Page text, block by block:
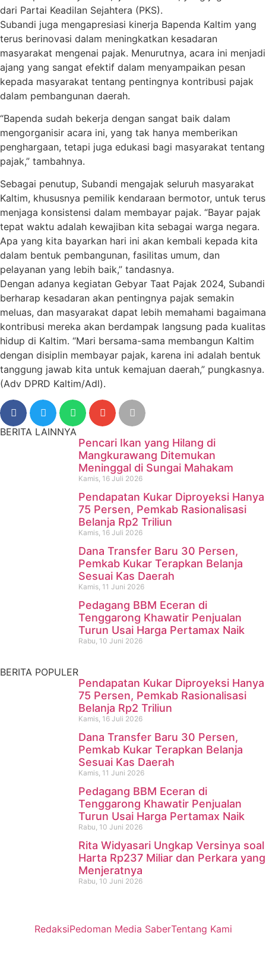
dari Partai Keadilan Sejahtera (PKS).
Subandi juga mengapresiasi kinerja Bapenda Kaltim yang
terus berinovasi dalam meningkatkan kesadaran
masyarakat mengenai pajak. Menurutnya, acara ini menjadi
ajang yang sangat efektif dalam menyampaikan pesan
kepada masyarakat tentang pentingnya kontribusi pajak
dalam pembangunan daerah.
“Bapenda sudah bekerja dengan sangat baik dalam
mengorganisir acara ini, yang tak hanya memberikan
penghargaan, tetapi juga edukasi bagi masyarakat tentang
pajak,” tambahnya.
Sebagai penutup, Subandi mengajak seluruh masyarakat
Kaltim, khususnya pemilik kendaraan bermotor, untuk terus
menjaga konsistensi dalam membayar pajak. “Bayar pajak
tepat waktu adalah kewajiban kita sebagai warga negara.
Apa yang kita bayarkan hari ini akan kembali kepada kita
dalam bentuk pembangunan, fasilitas umum, dan
pelayanan yang lebih baik,” tandasnya.
Dengan adanya kegiatan Gebyar Taat Pajak 2024, Subandi
berharap kesadaran akan pentingnya pajak semakin
meluas, dan masyarakat dapat lebih memahami bagaimana
kontribusi mereka akan berdampak langsung pada kualitas
hidup di Kaltim. “Mari bersama-sama membangun Kaltim
dengan disiplin membayar pajak, karena ini adalah bentuk
tanggung jawab kita untuk kemajuan daerah,” pungkasnya.
(Adv DPRD Kaltim/Adl).
BERITA LAINNYA
Pencari Ikan yang Hilang di
Mangkurawang Ditemukan
Meninggal di Sungai Mahakam
Kamis, 16 Juli 2026
Pendapatan Kukar Diproyeksi Hanya
75 Persen, Pemkab Rasionalisasi
Belanja Rp2 Triliun
Kamis, 16 Juli 2026
Dana Transfer Baru 30 Persen,
Pemkab Kukar Terapkan Belanja
Sesuai Kas Daerah
Kamis, 11 Juni 2026
Pedagang BBM Eceran di
Tenggarong Khawatir Penjualan
Turun Usai Harga Pertamax Naik
Rabu, 10 Juni 2026
Pencari Ikan yang Hilang di
Mangkurawang Ditemukan
Meninggal di Sungai
Mahakam
BERITA POPULER
Pendapatan Kukar Diproyeksi Hanya
75 Persen, Pemkab Rasionalisasi
Belanja Rp2 Triliun
Kamis, 16 Juli 2026
Dana Transfer Baru 30 Persen,
Pemkab Kukar Terapkan Belanja
Sesuai Kas Daerah
Kamis, 11 Juni 2026
Pedagang BBM Eceran di
Tenggarong Khawatir Penjualan
Turun Usai Harga Pertamax Naik
Rabu, 10 Juni 2026
Rita Widyasari Ungkap Versinya soal
Harta Rp237 Miliar dan Perkara yang
Menjeratnya
Rabu, 10 Juni 2026
RedaksiPedoman Media SaberTentang Kami